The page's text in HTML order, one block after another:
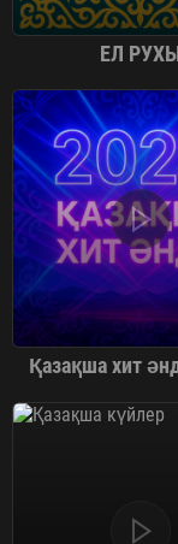
ЕЛ РУХЫ
Қазақша хит